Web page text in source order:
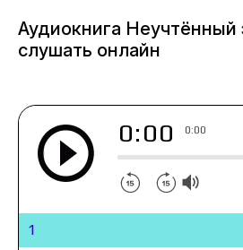
Аудиокнига
слушать онлайн
0:00 0:00
1